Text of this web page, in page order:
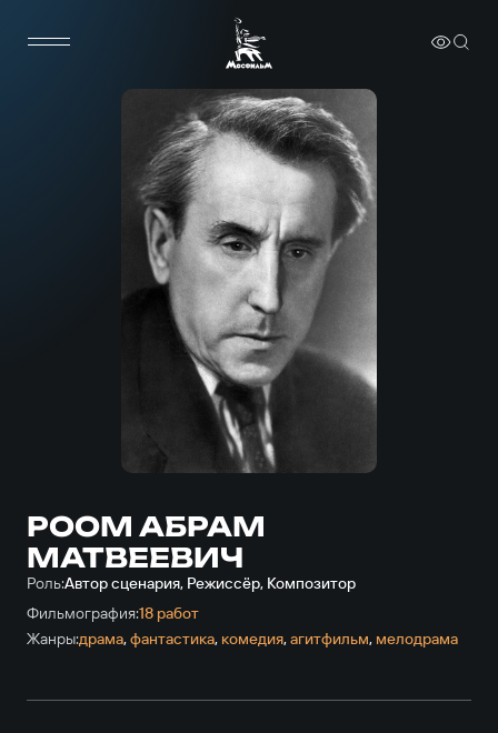
РООМ АБРАМ
МАТВЕЕВИЧ
Роль:Автор сценария, Режиссёр, Композитор
Фильмография:18 работ
Жанры:драма,фантастика, комедия,агитфильм, мелодрама